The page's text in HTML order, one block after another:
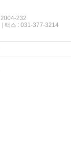
232
팩스 : 031-377-3214